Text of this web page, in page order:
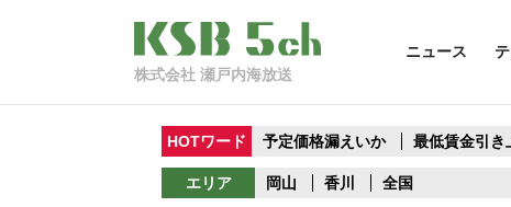
株式会社 瀬戸内海放送
ニュース
HOTワード 予定価格漏えいか 最低賃金引き
エリア 岡山 香川 全国